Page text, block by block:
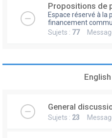
Propositions de
Espace réservé à la
financement
Sujets : 77
General
Sujets : 23